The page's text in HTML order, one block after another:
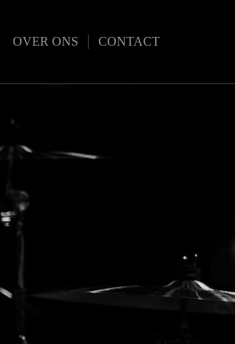
OVER ONS CONTACT